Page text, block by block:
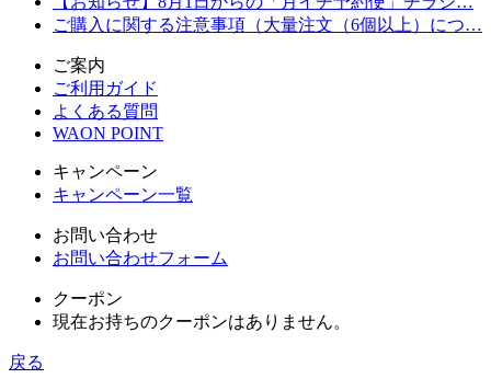
ご購入に関する注意事項（大量注文（6個以上）につ…
ご案内
ご利用ガイド
よくある質問
WAON POINT
キャンペーン
キャンペーン一覧
お問い合わせ
お問い合わせフォーム
クーポン
現在お持ちのクーポンはありません。
戻る